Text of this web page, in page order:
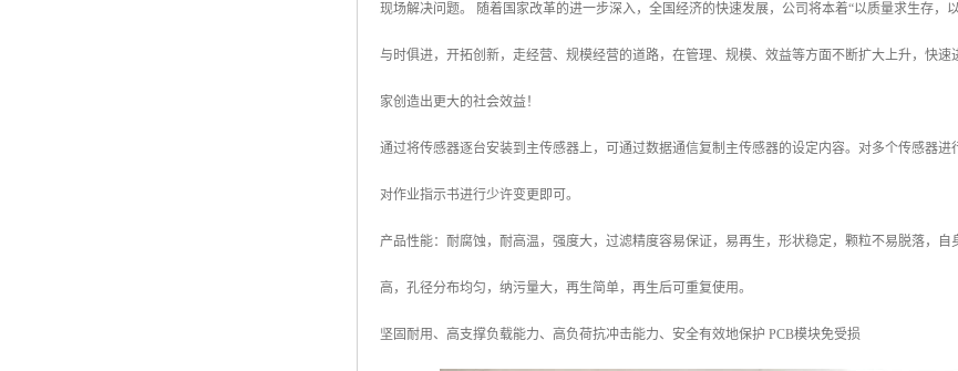
现场解决问题。 随着国家改革的进一步深入，全国经济的快速发展，公司将本着“以质量求生存
与时俱进，开拓创新，走经营、规模经营的道路，在管理、规模、效益等方面不断扩大上升，快
家创造出更大的社会效益！
通过将传感器逐台安装到主传感器上，可通过数据通信复制主传感器的设定内容。对多个传感器
对作业指示书进行少许变更即可。
产品性能：耐腐蚀，耐高温，强度大，过滤精度容易保证，易再生，形状稳定，颗粒不易脱落，
高，孔径分布均匀，纳污量大，再生简单，再生后可重复使用。
坚固耐用、高支撑负载能力、高负荷抗冲击能力、安全有效地保护 PCB模块免受损